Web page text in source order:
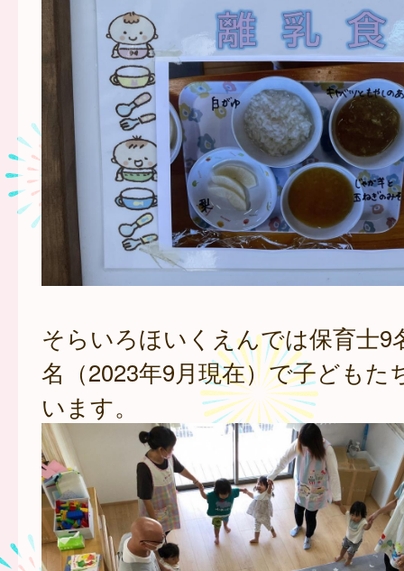
そらいろほいくえんでは保育士9
名（2023年9月現在）で子どもた
います。